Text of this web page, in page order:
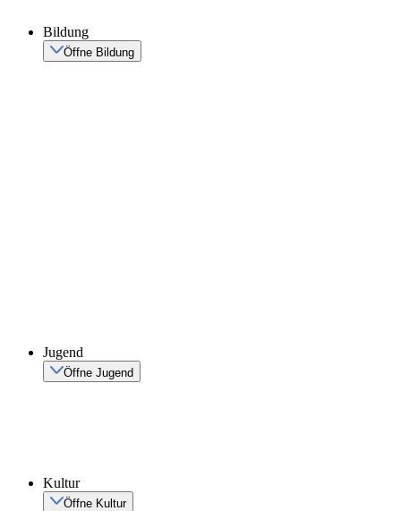
Bildung
Öffne Bildung
Jugend
Öffne Jugend
Kultur
Öffne Kultur